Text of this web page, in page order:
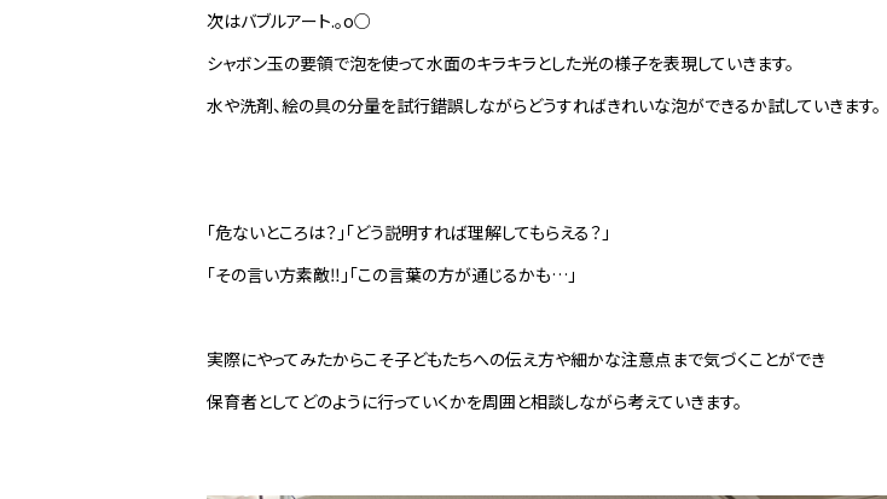
次はバブルアート.。o○
シャボン玉の要領で泡を使って水面のキラキラとした光の様子を表現していきます。
水や洗剤、絵の具の分量を試行錯誤しながらどうすればきれいな泡ができるか試していきます。
「危ないところは？」「どう説明すれば理解してもらえる？」
「その言い方素敵‼」「この言葉の方が通じるかも…」
実際にやってみたからこそ子どもたちへの伝え方や細かな注意点まで気づくことができ
保育者としてどのように行っていくかを周囲と相談しながら考えていきます。